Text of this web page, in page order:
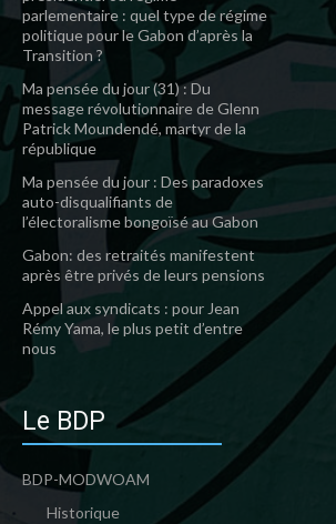
parlementaire : quel type de régime
politique pour le Gabon d’après la
Transition ?
Ma pensée du jour (31) : Du
message révolutionnaire de Glenn
Patrick Moundendé, martyr de la
république
Ma pensée du jour : Des paradoxes
auto-disqualifiants de
l’électoralisme bongoïsé au Gabon
Gabon: des retraités manifestent
après être privés de leurs pensions
Appel aux syndicats : pour Jean
Rémy Yama, le plus petit d’entre
nous
Le BDP
BDP-MODWOAM
Historique